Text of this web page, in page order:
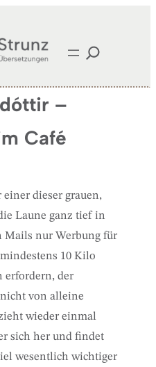
–
Café
dieser grauen,
Laune ganz tief in
nur Werbung für
10 Kilo
erfordern, der
von alleine
wieder einmal
sich her und findet
wesentlich wichtiger